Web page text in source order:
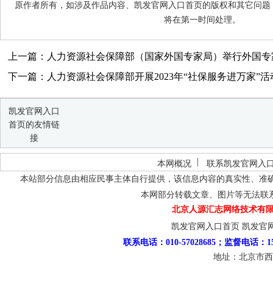
原作者所有，如涉及作品内容、凯发官网入口首页的版权和其它问
将在第一时间处理。
上一篇：人力资源社会保障部（国家外国专家局）举行外国
下一篇：人力资源社会保障部开展2023年“社保服务进万家”活
凯发官网入口
首页的友情链
接
本网概况
联系凯发官网入
本站部分信息由相应民事主体自行提供，该信息内容的真实性、准
本网部分转载文章、图片等无法
北京人源汇志网络技术有
凯发官网入口首页 凯发官
联系电话：010-57028685；监督电话：
地址：北京市